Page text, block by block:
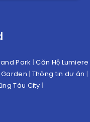
Park |Căn Hộ Lumiere
| Thông tin dự án |
Tàu City |